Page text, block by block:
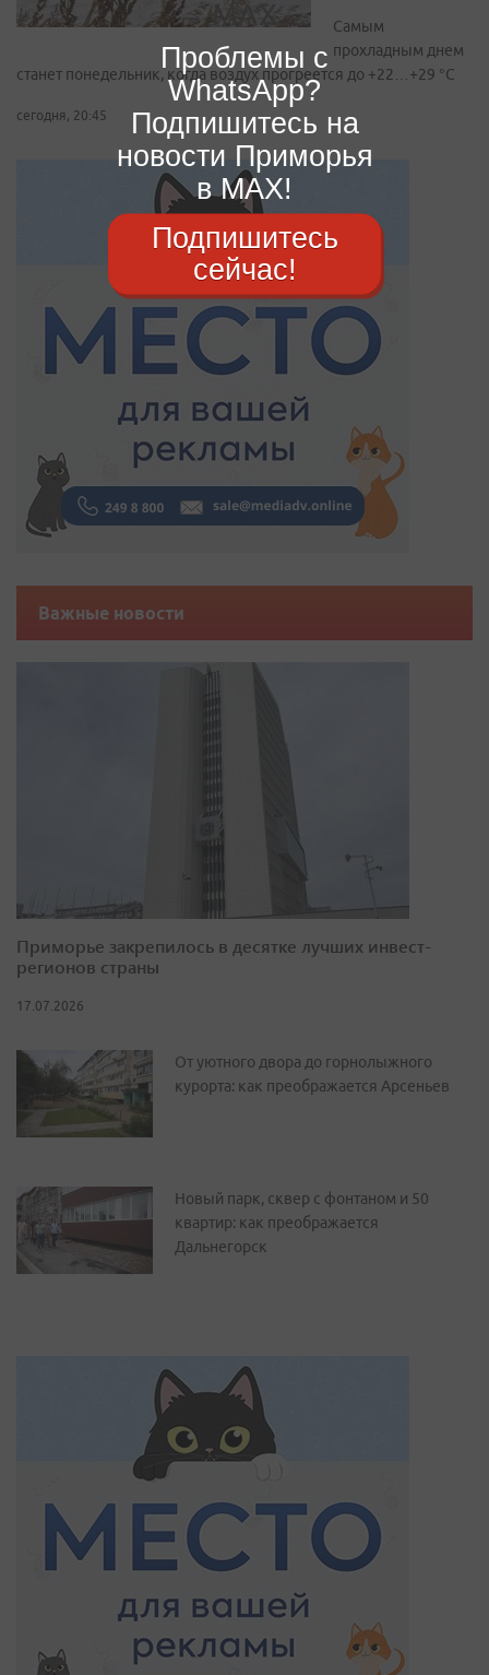
Самым
прохладным днем
станет понедельник, когда воздух прогреется до +22…+29 °С
сегодня, 20:45
Важные новости
Приморье закрепилось в десятке лучших инвест-
регионов страны
17.07.2026
От уютного двора до горнолыжного
курорта: как преображается Арсеньев
Новый парк, сквер с фонтаном и 50
квартир: как преображается
Дальнегорск
Проблемы с
WhatsApp?
Подпишитесь на
новости Приморья
в MAX!
Подпишитесь
сейчас!